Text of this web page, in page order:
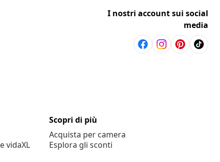
I nostri account sui social
media
vidaXL
Scopri di più
Acquista per camera
Esplora gli sconti